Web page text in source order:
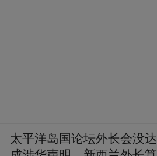
太平洋岛国论坛外长会没达